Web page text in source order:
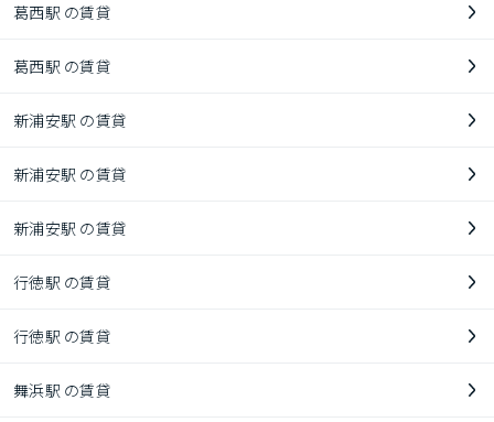
葛西駅 の賃貸
葛西駅 の賃貸
新浦安駅 の賃貸
新浦安駅 の賃貸
新浦安駅 の賃貸
行徳駅 の賃貸
行徳駅 の賃貸
舞浜駅 の賃貸